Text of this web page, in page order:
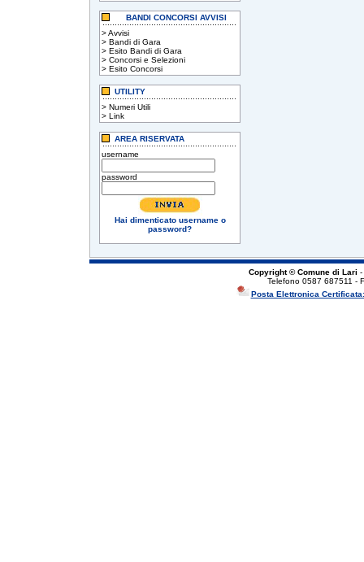
BANDI CONCORSI AVVISI
>Avvisi
> Bandi di Gara
> Esito Bandi di Gara
> Concorsi e Selezioni
> Esito Concorsi
UTILITY
> Numeri Utili
> Link
AREA RISERVATA
username
password
Hai dimenticato username o
password?
Copyright © Comune di Lari -
Telefono 0587 687511 -
Posta Elettronica Certificata: